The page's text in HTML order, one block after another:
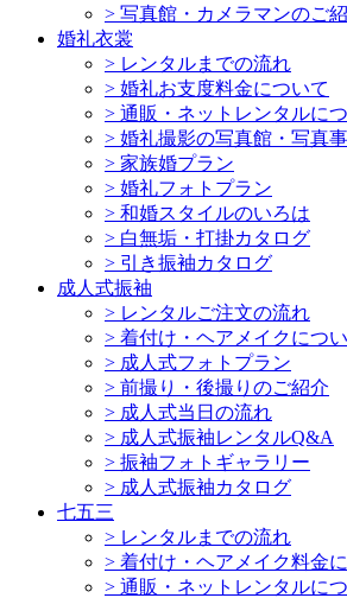
> 写真館・カメラマンのご
婚礼衣裳
> レンタルまでの流れ
> 婚礼お支度料金について
> 通販・ネットレンタルに
> 婚礼撮影の写真館・写真
> 家族婚プラン
> 婚礼フォトプラン
> 和婚スタイルのいろは
> 白無垢・打掛カタログ
> 引き振袖カタログ
成人式振袖
> レンタルご注文の流れ
> 着付け・ヘアメイクにつ
> 成人式フォトプラン
> 前撮り・後撮りのご紹介
> 成人式当日の流れ
> 成人式振袖レンタルQ&A
> 振袖フォトギャラリー
> 成人式振袖カタログ
七五三
> レンタルまでの流れ
> 着付け・ヘアメイク料金
> 通販・ネットレンタルに